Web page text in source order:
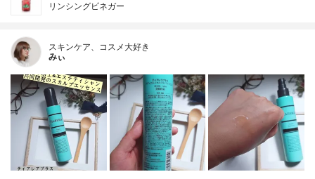
リンシングビネガー
スキンケア、コスメ大好き
みぃ